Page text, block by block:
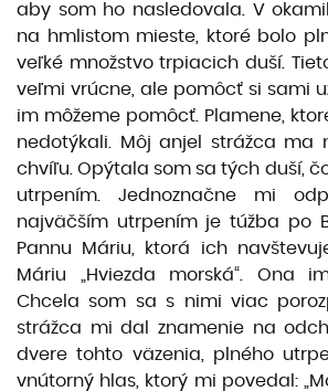
aby som ho nasledovala. V
na hmlistom mieste, ktoré bolo
veľké množstvo trpiacich duší.
veľmi vrúcne, ale pomôcť si sami
im môžeme pomôcť. Plamene,
nedotýkali. Môj anjel strážca ma
chvíľu. Opýtala som sa tých duší,
utrpením. Jednoznačne mi
najväčším utrpením je túžba po
Pannu Máriu, ktorá ich
Máriu „Hviezda morská“. Ona
Chcela som sa s nimi viac
strážca mi dal znamenie na
dvere tohto väzenia, plného
vnútorný hlas, ktorý mi povedal: